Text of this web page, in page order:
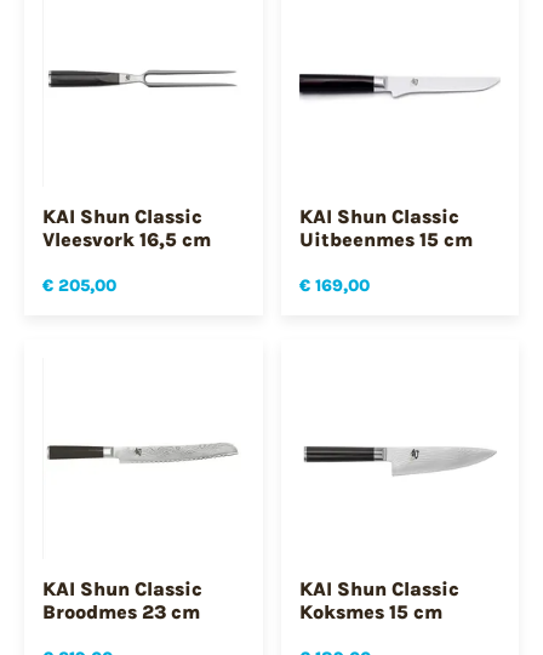
KAI Shun Classic
Vleesvork 16,5 cm
€ 205,00
KAI Shun Classic
Uitbeenmes 15 cm
€ 169,00
KAI Shun Classic
Broodmes 23 cm
KAI Shun Classic
Koksmes 15 cm